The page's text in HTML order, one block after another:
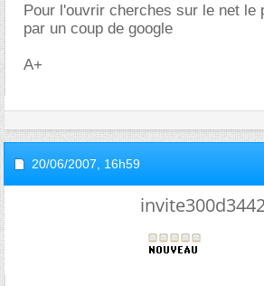
Pour l'ouvrir cherches sur le net le
par un coup de google
A+
20/06/2007, 16h59